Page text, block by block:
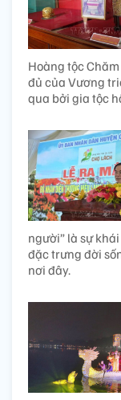
Hoàng tộc
đủ của Vương
qua bởi gia tộc
người” là sự
đặc trưng đời
nơi đây.